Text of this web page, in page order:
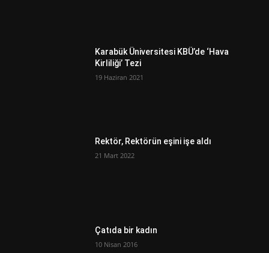
Karabük Üniversitesi KBÜ’de ‘Hava
Kirliliği’ Tezi
19 Haziran 2021
Rektör, Rektörün eşini işe aldı
21 Mart 2022
Çatıda bir kadın
10 Nisan 2016